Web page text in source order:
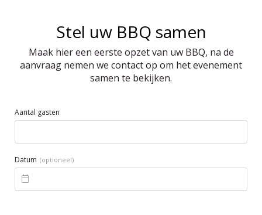
Stel uw BBQ samen
Maak hier een eerste opzet van uw BBQ, na de
aanvraag nemen we contact op om het evenement
samen te bekijken.
Aantal gasten
Datum (optioneel)
